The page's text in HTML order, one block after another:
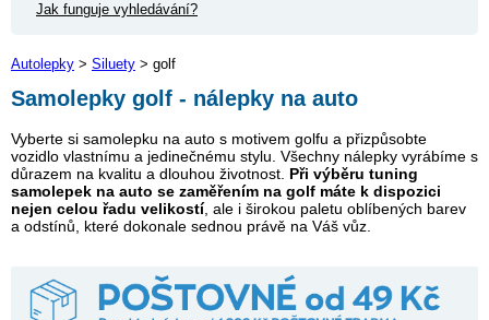
Jak funguje vyhledávání?
Autolepky > Siluety > golf
Samolepky golf - nálepky na auto
Vyberte si samolepku na auto s motivem golfu a přizpůsobte
vozidlo vlastnímu a jedinečnému stylu. Všechny nálepky vyrábíme s
důrazem na kvalitu a dlouhou životnost. Při výběru tuning
samolepek na auto se zaměřením na golf máte k dispozici
nejen celou řadu velikostí, ale i širokou paletu oblíbených barev
a odstínů, které dokonale sednou právě na Váš vůz.